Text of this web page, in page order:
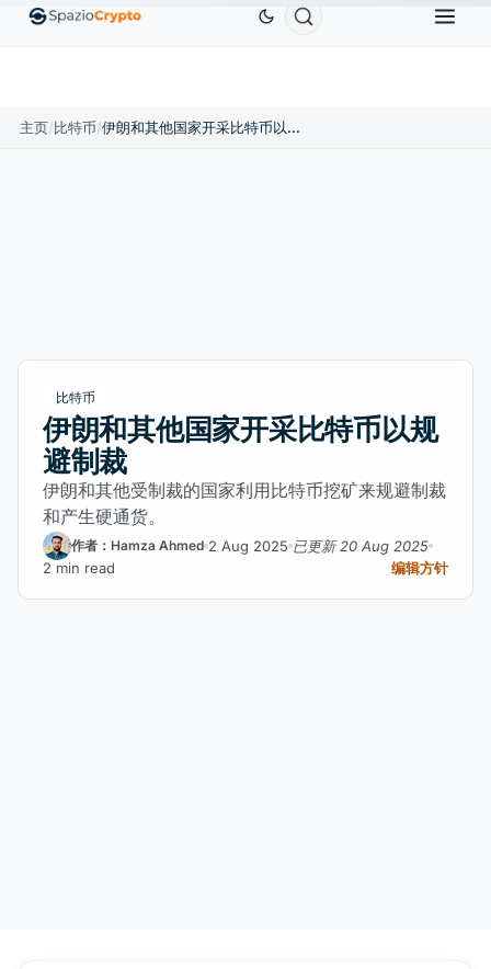
↑1.10% EthereumETHUS$1,880.58 TetherUSDT ↑0.00%
主页/比特币/ 伊朗和其他国家开采比特币以规避制裁
比特币
伊朗和其他国家开采比特币以规
避制裁
伊朗和其他受制裁的国家利用比特币挖矿来规避制裁
和产生硬通货。
作者：Hamza Ahmed 2 Aug 2025 已更新 20 Aug 2025
2 min read
编辑方针